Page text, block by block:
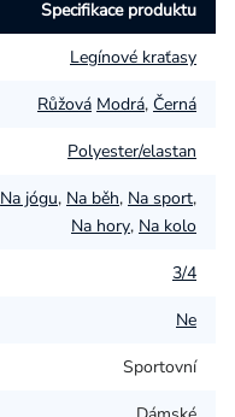
Specifikace produktu
Legínové kraťasy
Růžová Modrá, Černá
Polyester/elastan
Na jógu, Na běh, Na sport,
Na hory, Na kolo
3/4
Ne
Sportovní